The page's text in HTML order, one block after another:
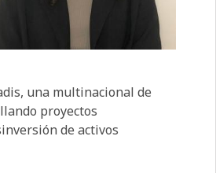
una multinacional de
proyectos
de activos